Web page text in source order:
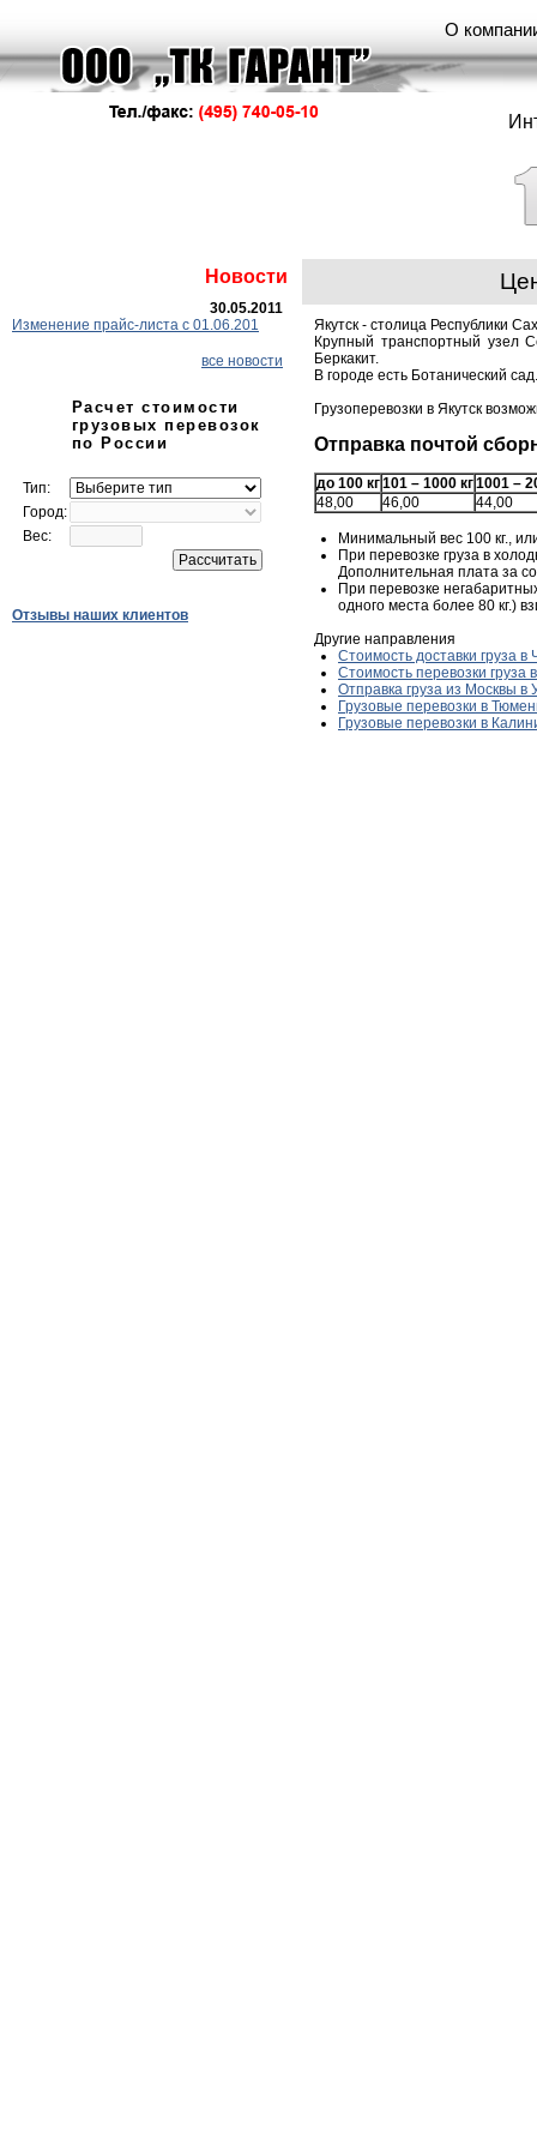
О
Новости
30.05.2011
Изменение прайс-листа с 01.06.201
все новости
Расчет стоимости
грузовых перевозок
по России
Тип:
Город:
Вес:
Отзывы наших клиентов
Якутск - столица Республики
Крупный транспортный узел
Беркакит.
В городе есть Ботанический сад.
Грузоперевозки в Якутск
Отправка почтой
до 100 кг101 – 1000 кг1001 –
48,00
46,00 44,00
Минимальный вес 100 кг.,
При перевозке груза в
Дополнительная плата за
При перевозке
одного места более 80 кг.)
Другие направления
Стоимость доставки груза в
Стоимость перевозки груза
Отправка груза из Москвы в
Грузовые перевозки в
Грузовые перевозки в